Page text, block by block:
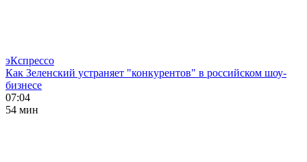
эКспрессо
Как Зеленский устраняет "конкурентов" в российском шоу-
бизнесе
07:04
54 мин